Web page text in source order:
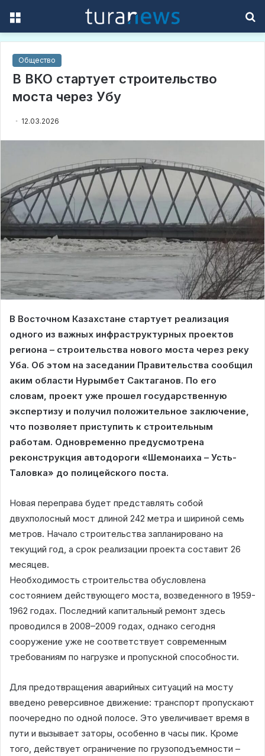
Общество
В ВКО стартует строительство
моста через Убу
12.03.2026
В Восточном Казахстане стартует реализация
одного из важных инфраструктурных проектов
региона – строительства нового моста через реку
Уба. Об этом на заседании Правительства сообщил
аким области Нурымбет Сактаганов. По его
словам, проект уже прошел государственную
экспертизу и получил положительное заключение,
что позволяет приступить к строительным
работам. Одновременно предусмотрена
реконструкция автодороги «Шемонаиха – Усть-
Таловка» до полицейского поста.
Новая переправа будет представлять собой
двухполосный мост длиной 242 метра и шириной семь
метров. Начало строительства запланировано на
текущий год, а срок реализации проекта составит 26
месяцев.
Необходимость строительства обусловлена
состоянием действующего моста, возведенного в 1959-
1962 годах. Последний капитальный ремонт здесь
проводился в 2008–2009 годах, однако сегодня
сооружение уже не соответствует современным
требованиям по нагрузке и пропускной способности.
Для предотвращения аварийных ситуаций на мосту
введено реверсивное движение: транспорт пропускают
поочередно по одной полосе. Это увеличивает время в
пути и вызывает заторы, особенно в часы пик. Кроме
того, действует ограничение по грузоподъемности –